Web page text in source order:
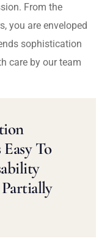
From the
you are enveloped
sophistication
care by our team
To